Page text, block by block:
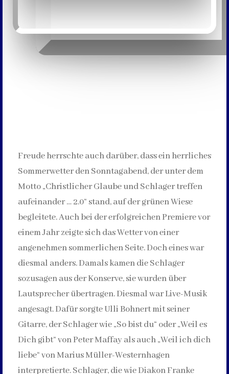
Freude herrschte auch darüber, dass ein herrliches
Sommerwetter den Sonntagabend, der unter dem
Motto „Christlicher Glaube und Schlager treffen
aufeinander … 2.0“ stand, auf der grünen Wiese
begleitete. Auch bei der erfolgreichen Premiere vor
einem Jahr zeigte sich das Wetter von einer
angenehmen sommerlichen Seite. Doch eines war
diesmal anders. Damals kamen die Schlager
sozusagen aus der Konserve, sie wurden über
Lautsprecher übertragen. Diesmal war Live-Musik
angesagt. Dafür sorgte Ulli Bohnert mit seiner
Gitarre, der Schlager wie „So bist du“ oder „Weil es
Dich gibt“ von Peter Maffay als auch „Weil ich dich
liebe“ von Marius Müller-Westernhagen
interpretierte. Schlager, die wie Diakon Franke